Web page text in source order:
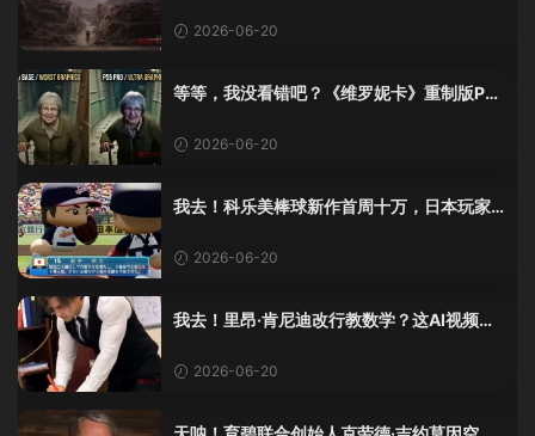
2026-06-20
等等，我没看错吧？《维罗妮卡》重制版PS
2026-06-20
我去！科乐美棒球新作首周十万，日本玩家
2026-06-20
我去！里昂·肯尼迪改行教数学？这AI视频全
2026-06-20